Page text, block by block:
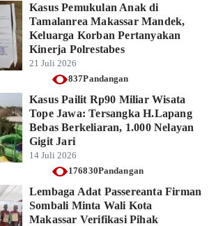
Kasus Pemukulan Anak di
Tamalanrea Makassar Mandek,
Keluarga Korban Pertanyakan
Kinerja Polrestabes
21 Juli 2026
837Pandangan
Kasus Pailit Rp90 Miliar Wisata
Tope Jawa: Tersangka H.Lapang
Bebas Berkeliaran, 1.000 Nelayan
Gigit Jari
14 Juli 2026
176830Pandangan
Lembaga Adat Passereanta Firman
Sombali Minta Wali Kota
Makassar Verifikasi Pihak